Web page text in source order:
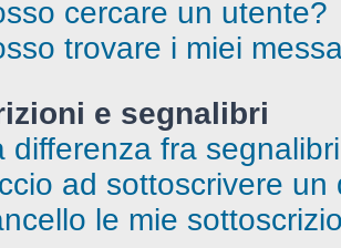
cercare un utente?
trovare i miei
e segnalibri
differenza fra
ad sottoscrivere
le mie